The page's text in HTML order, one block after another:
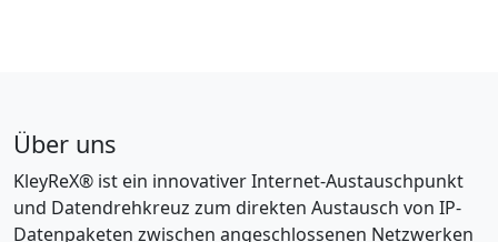
Über uns
KleyReX® ist ein innovativer Internet-Austauschpunkt
und Datendrehkreuz zum direkten Austausch von IP-
Datenpaketen zwischen angeschlossenen Netzwerken